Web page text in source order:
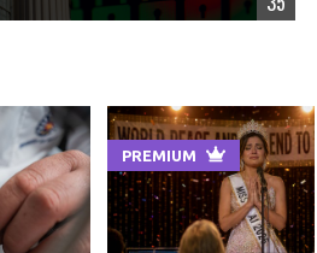
PREMIUM